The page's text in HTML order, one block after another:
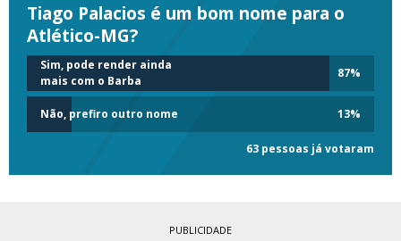
Tiago Palacios é um bom nome para o
Atlético-MG?
Sim, pode render ainda
mais com o Barba
87%
Não, prefiro outro nome 13%
63 pessoas já votaram
PUBLICIDADE